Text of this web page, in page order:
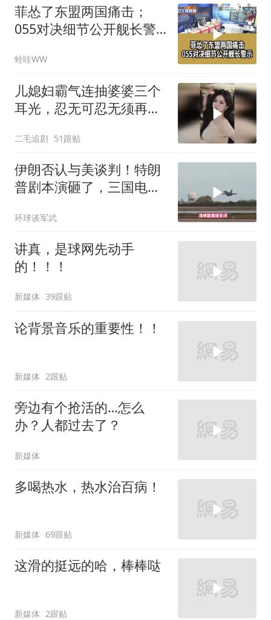
菲怂了东盟两国痛击；
055对决细节公开舰长警
冰｜辣晚报20260805
蛙哇WW
儿媳妇霸气连抽婆婆三个
耳光，忍无可忍无须再
二毛追剧 51跟贴
伊朗否认与美谈判！特朗
普剧本演砸了，三国电话
环球谈军武
讲真，是球网先动手
的！！！
新媒体 39跟贴
论背景音乐的重要性！！
新媒体 2跟贴
旁边有个抢活的…怎么
办？人都过去了？
新媒体
多喝热水，热水治百病！
新媒体 69跟贴
这滑的挺远的哈，棒棒哒
新媒体 2跟贴